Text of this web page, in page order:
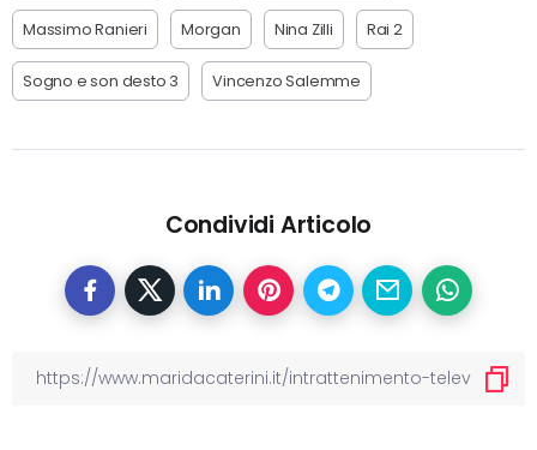
Massimo Ranieri Morgan Nina Zilli Rai 2
Sogno e son desto 3 Vincenzo Salemme
Condividi Articolo